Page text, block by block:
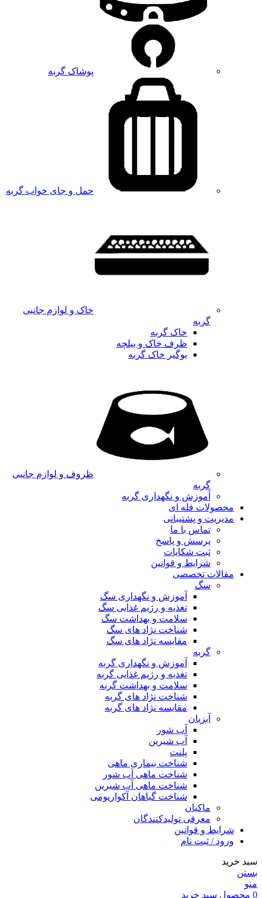
پوشاک گربه
حمل و جای خواب گربه
خاک و لوازم جانبی
گربه
خاک گربه
ظرف خاک و بیلچه
بوگیر خاک گربه
ظروف و لوازم جانبی
گربه
آموزش و نگهداری گربه
محصولات فله ای
مدیریت و پشتیبانی
تماس با ما
پرسش و پاسخ
ثبت شکایات
شرایط و قوانین
مقالات تخصصی
سگ
آموزش و نگهداری سگ
تغذیه و رژیم غذایی سگ
سلامت و بهداشت سگ
شناخت نژاد های سگ
مقایسه نژاد های سگ
گربه
آموزش و نگهداری گربه
تغذیه و رژیم غذایی گربه
سلامت و بهداشت گربه
شناخت نژاد های گربه
مقایسه نژاد های گربه
آبزیان
آب شور
آب شیرین
پلنت
شناخت بیماری ماهی
شناخت ماهی آب شور
شناخت ماهی آب شیرین
شناخت گیاهان آکواریومی
ماکیان
معرفی تولیدکنندگان
شرایط و قوانین
ورود / ثبت نام
سبد خرید
بستن
منو
0 محصول سبد خرید